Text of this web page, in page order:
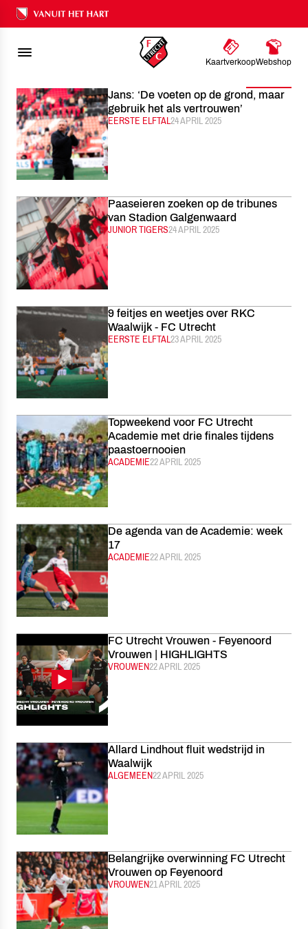
Ons nalatenschap
KaartverkoopWebshop
FC UTRECHT NIEUWS
Jans: ‘De voeten op de grond, maar
gebruik het als vertrouwen’
CATEGORIE:
EERSTE ELFTALGEPUBLICEERD:
24 APRIL 2025
Paaseieren zoeken op de tribunes
van Stadion Galgenwaard
CATEGORIE:
JUNIOR TIGERSGEPUBLICEERD:
24 APRIL 2025
9 feitjes en weetjes over RKC
Waalwijk - FC Utrecht
CATEGORIE:
EERSTE ELFTALGEPUBLICEERD:
23 APRIL 2025
Topweekend voor FC Utrecht
Academie met drie finales tijdens
paastoernooien
CATEGORIE:
ACADEMIEGEPUBLICEERD:
22 APRIL 2025
De agenda van de Academie: week
17
CATEGORIE:
ACADEMIEGEPUBLICEERD:
22 APRIL 2025
FC Utrecht Vrouwen - Feyenoord
Vrouwen | HIGHLIGHTS
CATEGORIE:
VROUWENGEPUBLICEERD:
22 APRIL 2025
Allard Lindhout fluit wedstrijd in
Waalwijk
CATEGORIE:
ALGEMEENGEPUBLICEERD:
22 APRIL 2025
Belangrijke overwinning FC Utrecht
Vrouwen op Feyenoord
CATEGORIE:
VROUWENGEPUBLICEERD:
21 APRIL 2025